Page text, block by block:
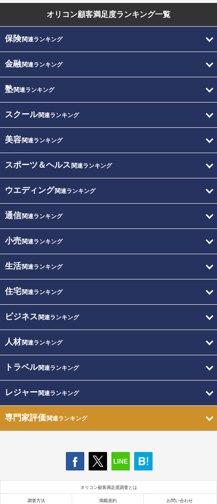
オリコン顧客満足度ランキング一覧
保険関連ランキング
金融関連ランキング
塾関連ランキング
スクール関連ランキング
美容関連ランキング
スポーツ＆ヘルス 関連ランキング
ウエディング関連ランキング
通信関連ランキング
小売関連ランキング
生活関連ランキング
住宅関連ランキング
ビジネス 関連ランキング
人材関連ランキング
トラベル関連ランキング
レジャー関連ランキング
専門家評価関連ランキング
オリコン顧客満足度調査とは
調査方法 掲載規約 お問い合わせ